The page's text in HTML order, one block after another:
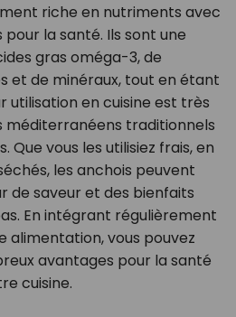
riche en nutriments avec
la santé. Ils sont une
gras oméga-3, de
et de minéraux, tout en étant
utilisation en cuisine est très
méditerranéens traditionnels
Que vous les utilisiez frais, en
les anchois peuvent
de saveur et des bienfaits
En intégrant régulièrement
alimentation, vous pouvez
avantages pour la santé
cuisine.